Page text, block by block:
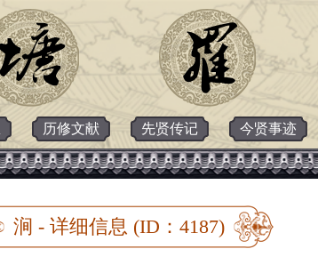
历修文献 先贤传记 今贤事迹
涧 - 详细信息 (ID：4187)